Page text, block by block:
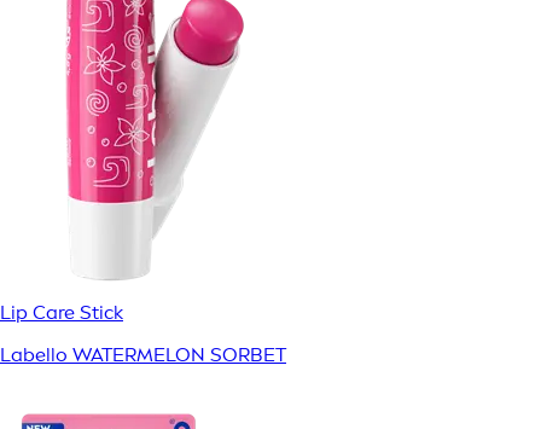
Lip Care Stick
Labello WATERMELON SORBET